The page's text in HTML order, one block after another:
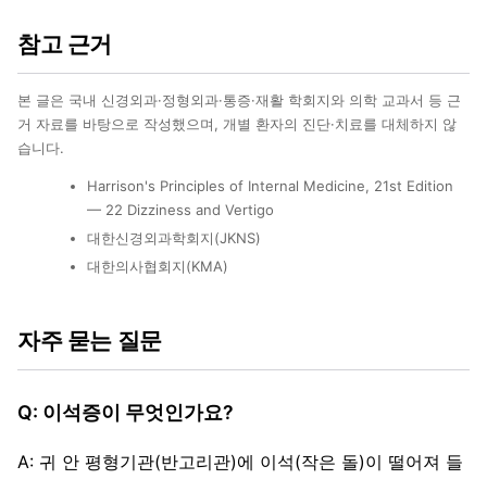
참고 근거
본 글은 국내 신경외과·정형외과·통증·재활 학회지와 의학 교과서 등 근
거 자료를 바탕으로 작성했으며, 개별 환자의 진단·치료를 대체하지 않
습니다.
Harrison's Principles of Internal Medicine, 21st Edition
— 22 Dizziness and Vertigo
대한신경외과학회지(JKNS)
대한의사협회지(KMA)
자주 묻는 질문
Q: 이석증이 무엇인가요?
A: 귀 안 평형기관(반고리관)에 이석(작은 돌)이 떨어져 들